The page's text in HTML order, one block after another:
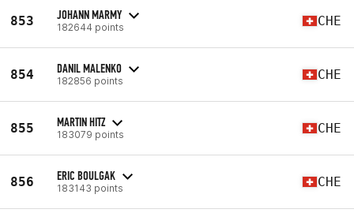
853 JOHANN MARMY
182644 points CHE
854 DANIL MALENKO
182856 points CHE
855 MARTIN HITZ
183079 points CHE
856 ERIC BOULGAK
183143 points CHE